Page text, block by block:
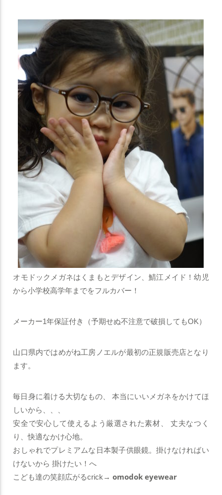
オモドックメガネはくまもとデザイン、鯖江メイド！幼児
から小学校高学年までをフルカバー！
メーカー1年保証付き（予期せぬ不注意で破損してもOK）
山口県内ではめがね工房ノエルが最初の正規販売店となり
ます。
毎日身に着ける大切なもの、
本当にいいメガネをかけてほ
しいから、、、
安全で安心して使えるよう厳選された素材、
丈夫なつく
り、快適なかけ心地。
おしゃれでプレミアムな日本製子供眼鏡。掛けなければい
けないから 掛けたい！へ
こども達の笑顔広がるcrick→ omodok eyewear